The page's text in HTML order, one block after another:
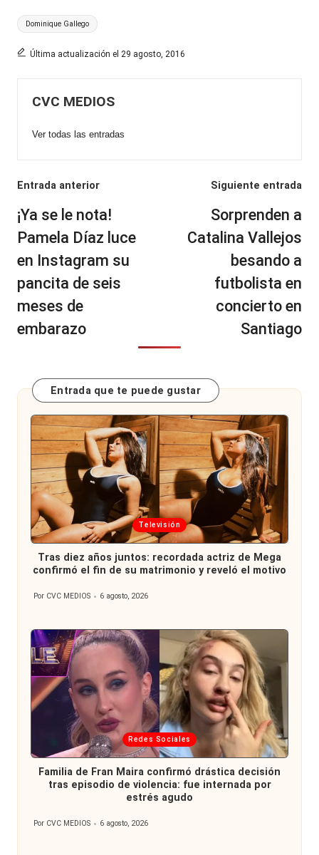
Etiquetas:
Dominique Gallego
Última actualización el 29 agosto, 2016
CVC MEDIOS
Ver todas las entradas
Navegación
de
entradas
Entrada anterior
¡Ya se le nota!
Pamela Díaz luce
en Instagram su
pancita de seis
meses de
embarazo
Siguiente entrada
Sorprenden a
Catalina Vallejos
besando a
futbolista en
concierto en
Santiago
Entrada que te puede gustar
Publicada
en
Televisión
Tras diez años juntos: recordada actriz de Mega
confirmó el fin de su matrimonio y reveló el motivo
Publicado
Por CVC MEDIOS 6 agosto, 2026
Publicada
en
Redes Sociales
Familia de Fran Maira confirmó drástica decisión
tras episodio de violencia: fue internada por
estrés agudo
Publicado
Por CVC MEDIOS 6 agosto, 2026